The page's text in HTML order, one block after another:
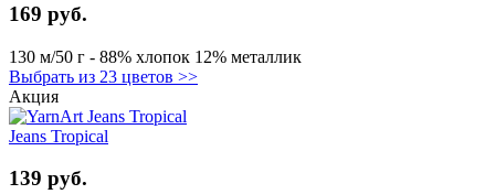
169 руб.
130 м/50 г - 88% хлопок 12% металлик
Выбрать из 23 цветов >>
Акция
Jeans Tropical
139 руб.